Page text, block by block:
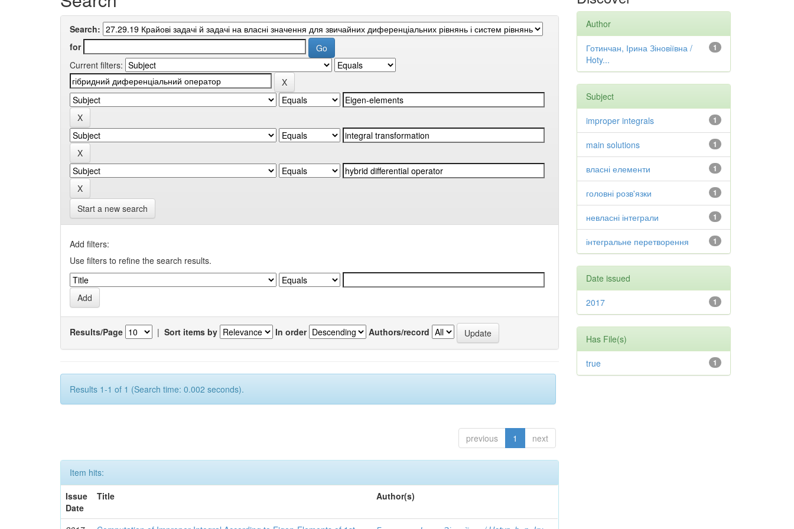
Search:
for
Current filters:
Start a new search
Add filters:
Use filters to refine the search results.
Results/Page | Sort items by In order Authors/record
Results 1-1 of 1 (Search time: 0.002 seconds).
previous 1 next
Item hits:
Issue
Date
Title Author(s)
Author
1
Готинчан, Ірина Зіновіївна /
Hoty...
Subject
1
improper integrals
1
main solutions
1
власні елементи
1
головні розв'язки
1
невласні інтеграли
1
інтегральне перетворення
Date issued
1
2017
Has File(s)
1
true